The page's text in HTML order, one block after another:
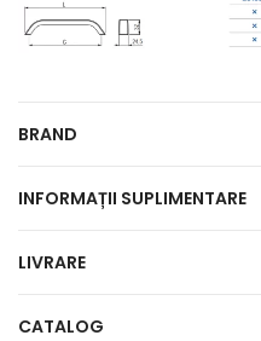
BRAND
INFORMAȚII SUPLIMENTARE
LIVRARE
CATALOG